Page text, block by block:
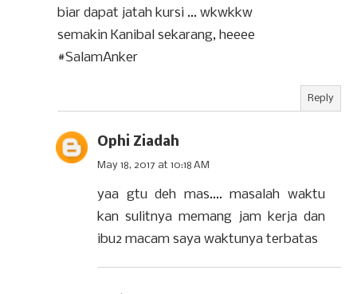
biar dapat jatah kursi ... wkwkkw
semakin Kanibal sekarang, heeee
#SalamAnker
Reply
Ophi Ziadah
May 18, 2017 at 10:18 AM
yaa gtu deh mas.... masalah waktu
kan sulitnya memang jam kerja dan
ibu2 macam saya waktunya terbatas